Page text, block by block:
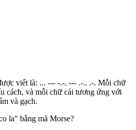
viết là: ... --- -.-. --- .-.. .-. Mỗi chữ
cách, và mỗi chữ cái tương ứng với
và gạch.
la" bằng mã Morse?